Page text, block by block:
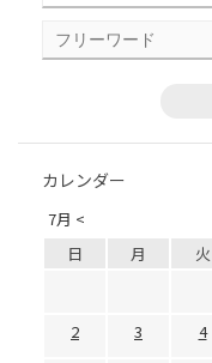
カレンダー
7月 <
日 月 火
2
3 4